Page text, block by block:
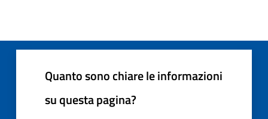
Quanto sono chiare le informazioni
su questa pagina?